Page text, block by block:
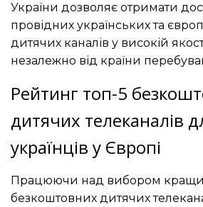
України дозволяє отримати
провідних українських та
дитячих каналів у високій
незалежно від країни
Рейтинг топ-5
дитячих телеканалів
українців у Європі
Працюючи над вибором
безкоштовних дитячих